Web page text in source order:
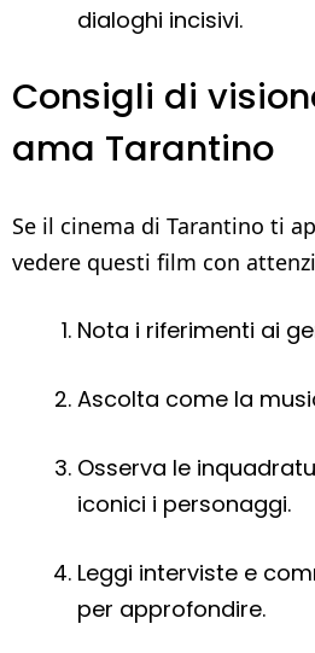
dialoghi incisivi.
Consigli di
ama Tarantino
Se il cinema di Tarantino ti
vedere questi film con
Nota i riferimenti ai
Ascolta come la
Osserva le
iconici i personaggi.
Leggi interviste e
per approfondire.